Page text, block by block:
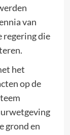
van
regering die
het
op de
grond en